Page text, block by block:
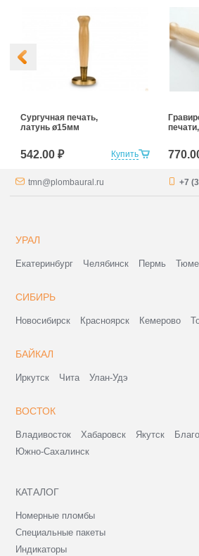
Купить
Сургучная печать,
латунь ø15мм
542.00 ₽
tmn@plombaural.ru +7
УРАЛ
Екатеринбург Челябинск Пермь
СИБИРЬ
Новосибирск Красноярск Кемерово
БАЙКАЛ
Иркутск Чита Улан-Удэ
ВОСТОК
Владивосток Хабаровск Якутск
Южно-Сахалинск
КАТАЛОГ
Номерные пломбы
Специальные пакеты
Индикаторы